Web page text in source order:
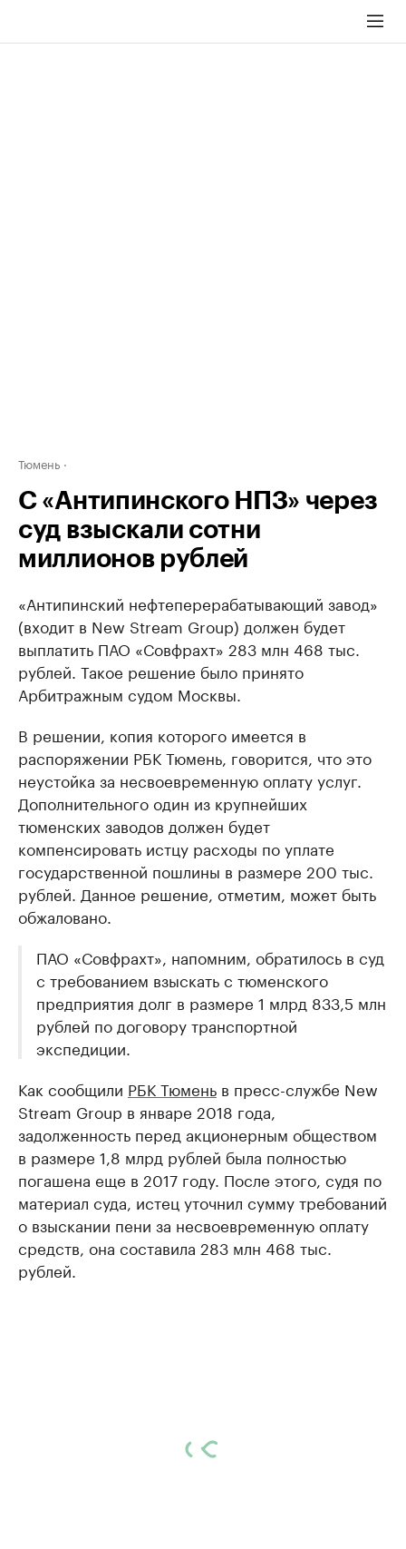
Тюмень
С «Антипинского НПЗ» через
суд взыскали сотни
миллионов рублей
«Антипинский нефтеперерабатывающий завод»
(входит в New Stream Group) должен будет
выплатить ПАО «Совфрахт» 283 млн 468 тыс.
рублей. Такое решение было принято
Арбитражным судом Москвы.
В решении, копия которого имеется в
распоряжении РБК Тюмень, говорится, что это
неустойка за несвоевременную оплату услуг.
Дополнительного один из крупнейших
тюменских заводов должен будет
компенсировать истцу расходы по уплате
государственной пошлины в размере 200 тыс.
рублей. Данное решение, отметим, может быть
обжаловано.
ПАО «Совфрахт», напомним, обратилось в суд
с требованием взыскать с тюменского
предприятия долг в размере 1 млрд 833,5 млн
рублей по договору транспортной
экспедиции.
Как сообщили РБК Тюмень в пресс-службе New
Stream Group в январе 2018 года,
задолженность перед акционерным обществом
в размере 1,8 млрд рублей была полностью
погашена еще в 2017 году. После этого, судя по
материал суда, истец уточнил сумму требований
о взыскании пени за несвоевременную оплату
средств, она составила 283 млн 468 тыс.
рублей.